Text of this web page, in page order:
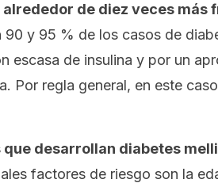
de diez veces más
90 y 95 % de los casos de
escasa de insulina y por un
Por regla general, en este
que desarrollan diabetes
factores de riesgo son la